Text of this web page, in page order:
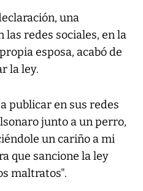
una
las redes sociales, en la
esposa, acabó de
la ley.
publicar en sus redes
junto a un perro,
un cariño a mi
que sancione la ley
maltratos".